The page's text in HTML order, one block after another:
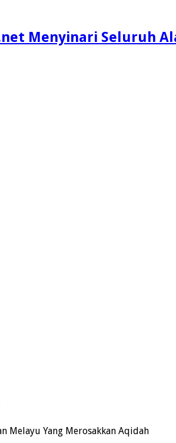
Menyinari Seluruh
Melayu Yang Merosakkan Aqidah